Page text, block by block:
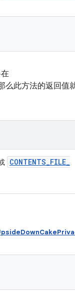
么此方法的返回值
CONTENTS_FILE_